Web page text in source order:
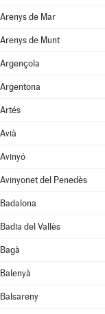
Arenys de Mar
Arenys de Munt
Argençola
Argentona
Artés
Avià
Avinyó
Avinyonet del Penedès
Badalona
Badia del Vallès
Bagà
Balenyà
Balsareny